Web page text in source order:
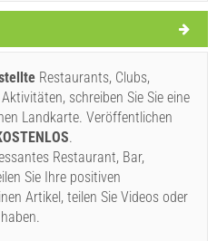
Himmel
7.18 km/h
klarer Himmel
klarer Himmel
1
HOURS
Besuchen(/) Auslassen(/)
Restaurants, Clubs,
schreiben Sie Sie eine
Landkarte. Veröffentlichen
.
Restaurant, Bar,
Sie Ihre positiven
Artikel, teilen Sie Videos oder